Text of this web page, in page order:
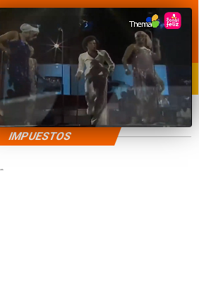
INTERNACIONAL DEPORTES
IMPUESTOS